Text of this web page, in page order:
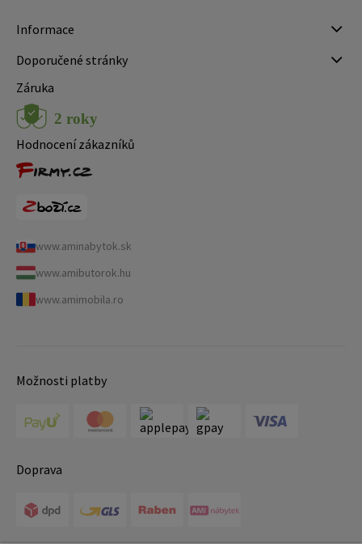
Informace
Doporučené stránky
Záruka
Hodnocení zákazníků
www.aminabytok.sk
www.amibutorok.hu
www.amimobila.ro
Možnosti platby
Doprava